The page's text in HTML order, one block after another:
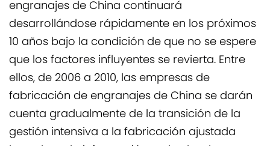
engranajes de China continuará
desarrollándose rápidamente en los próximos
10 años bajo la condición de que no se espere
que los factores influyentes se revierta. Entre
ellos, de 2006 a 2010, las empresas de
fabricación de engranajes de China se darán
cuenta gradualmente de la transición de la
gestión intensiva a la fabricación ajustada